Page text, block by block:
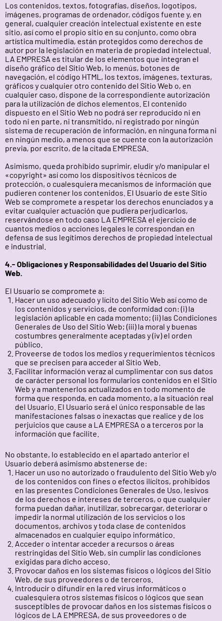
Los contenidos, textos, fotografías, diseños, logotipos,
imágenes, programas de ordenador, códigos fuente y, en
general, cualquier creación intelectual existente en este
sitio, así como el propio sitio en su conjunto, como obra
artística multimedia, están protegidos como derechos de
autor por la legislación en materia de propiedad intelectual.
LA EMPRESA es titular de los elementos que integran el
diseño gráfico del Sitio Web, lo menús, botones de
navegación, el código HTML, los textos, imágenes, texturas,
gráficos y cualquier otro contenido del Sitio Web o, en
cualquier caso, dispone de la correspondiente autorización
para la utilización de dichos elementos. El contenido
dispuesto en el Sitio Web no podrá ser reproducido ni en
todo ni en parte, ni transmitido, ni registrado por ningún
sistema de recuperación de información, en ninguna forma ni
en ningún medio, a menos que se cuente con la autorización
previa, por escrito, de la citada EMPRESA.
Asimismo, queda prohibido suprimir, eludir y/o manipular el
«copyright» así como los dispositivos técnicos de
protección, o cualesquiera mecanismos de información que
pudieren contener los contenidos. El Usuario de este Sitio
Web se compromete a respetar los derechos enunciados y a
evitar cualquier actuación que pudiera perjudicarlos,
reservándose en todo caso LA EMPRESA el ejercicio de
cuantos medios o acciones legales le correspondan en
defensa de sus legítimos derechos de propiedad intelectual
e industrial.
4.- Obligaciones y Responsabilidades del Usuario del Sitio
Web.
El Usuario se compromete a:
Hacer un uso adecuado y lícito del Sitio Web así como de
los contenidos y servicios, de conformidad con: (i) la
legislación aplicable en cada momento; (ii) las Condiciones
Generales de Uso del Sitio Web; (iii) la moral y buenas
costumbres generalmente aceptadas y (iv) el orden
público.
Proveerse de todos los medios y requerimientos técnicos
que se precisen para acceder al Sitio Web.
Facilitar información veraz al cumplimentar con sus datos
de carácter personal los formularios contenidos en el Sitio
Web y a mantenerlos actualizados en todo momento de
forma que responda, en cada momento, a la situación real
del Usuario. El Usuario será el único responsable de las
manifestaciones falsas o inexactas que realice y de los
perjuicios que cause a LA EMPRESA o a terceros por la
información que facilite.
No obstante, lo establecido en el apartado anterior el
Usuario deberá asimismo abstenerse de:
Hacer un uso no autorizado o fraudulento del Sitio Web y/o
de los contenidos con fines o efectos ilícitos, prohibidos
en las presentes Condiciones Generales de Uso, lesivos
de los derechos e intereses de terceros, o que cualquier
forma puedan dañar, inutilizar, sobrecargar, deteriorar o
impedir la normal utilización de los servicios o los
documentos, archivos y toda clase de contenidos
almacenados en cualquier equipo informático.
Acceder o intentar acceder a recursos o áreas
restringidas del Sitio Web, sin cumplir las condiciones
exigidas para dicho acceso.
Provocar daños en los sistemas físicos o lógicos del Sitio
Web, de sus proveedores o de terceros.
Introducir o difundir en la red virus informáticos o
cualesquiera otros sistemas físicos o lógicos que sean
susceptibles de provocar daños en los sistemas físicos o
lógicos de LA EMPRESA, de sus proveedores o de